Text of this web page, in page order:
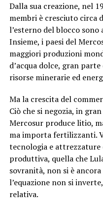
Dalla sua creazione, nel
membri è cresciuto circa
l’esterno del blocco
Insieme, i paesi del
maggiori produzioni
d’acqua dolce, gran
risorse minerarie ed
Ma la crescita del
Ciò che si negozia, in
Mercosur produce litio,
ma importa fertilizzanti.
tecnologia e attrezzature
produttiva, quella che
sovranità, non si è
l’equazione non si
relativa.